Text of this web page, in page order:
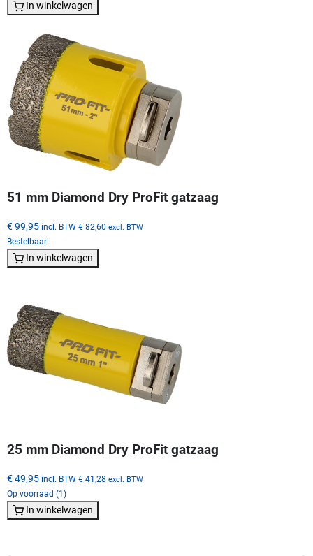
In winkelwagen
51 mm Diamond Dry ProFit gatzaag
€ 99,95 incl. BTW € 82,60 excl. BTW
Bestelbaar
In winkelwagen
25 mm Diamond Dry ProFit gatzaag
€ 49,95 incl. BTW € 41,28 excl. BTW
Op voorraad (1)
In winkelwagen